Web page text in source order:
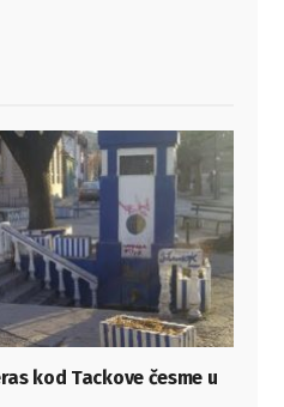
kod Tackove česme u